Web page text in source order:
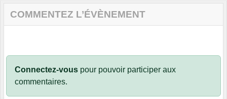
COMMENTEZ L’ÉVÈNEMENT
Connectez-vous pour pouvoir participer aux
commentaires.